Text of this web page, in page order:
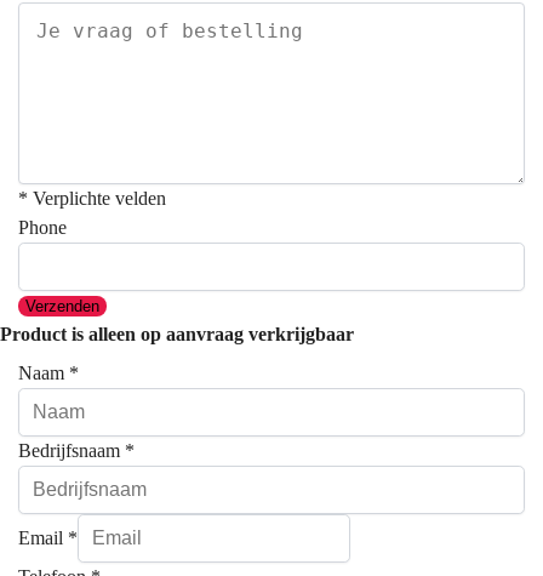
* Verplichte velden
Phone
Verzenden
Product is alleen op aanvraag verkrijgbaar
Naam *
Bedrijfsnaam *
Email *